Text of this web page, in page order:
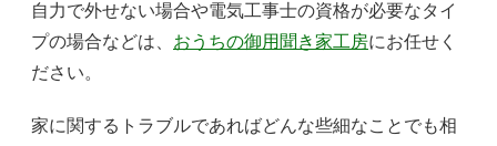
自力で外せない場合や電気工事士の資格が必要なタイ
プの場合などは、 おうちの御用聞き家工房にお任せく
ださい。
家に関するトラブルであればどんな些細なことでも相